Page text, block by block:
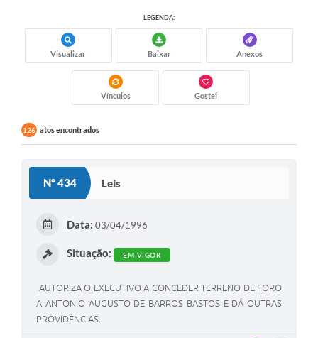
Obras
Portal do Servidor
Nota Fiscal Eletrônica NFS-e
Galeria de Fotos
Arquivos para Download
Secretarias
Projetos
Legislação
LEGENDA:
Visualizar Baixar Anexos
Vínculos Gostei
126 atos encontrados
Nº 434 Leis
Data: 03/04/1996
Situação: EM VIGOR
AUTORIZA O EXECUTIVO A CONCEDER TERRENO DE FORO
A ANTONIO AUGUSTO DE BARROS BASTOS E DÁ OUTRAS
PROVIDÊNCIAS.